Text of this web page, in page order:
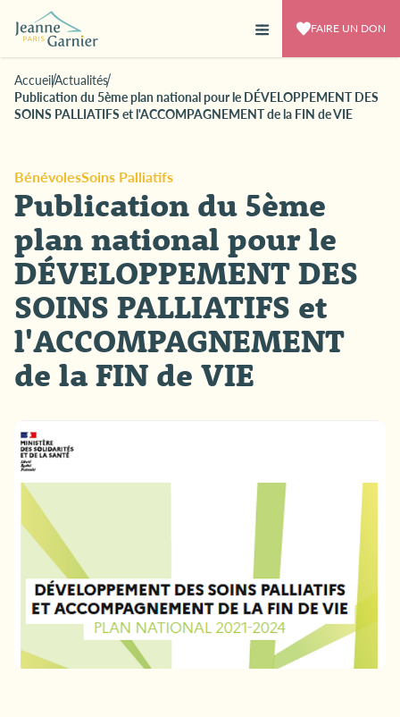
FAIRE UN DON
AccueilActualités
Publication du 5ème plan national pour le DÉVELOPPEMENT DES
SOINS PALLIATIFS et l'ACCOMPAGNEMENT de la FIN de VIE
BénévolesSoins Palliatifs
Publication du 5ème
plan national pour le
DÉVELOPPEMENT DES
SOINS PALLIATIFS et
l'ACCOMPAGNEMENT
de la FIN de VIE